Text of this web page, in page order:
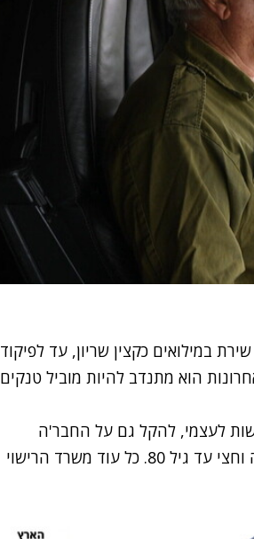
(מוסה) פלד השתחרר משירות קבע בשנת 1966, שירת במילואים כקצין שריון, עד לפיקוד
משנה. אבל ב-31 השנים האחרונות הוא מתנדב להיות מוביל טנקים
להרשות לעצמי, להקל גם על החבר'ה
האחרים הצעירים", סיפר מוסה. "יש לי לפחות עוד שנה וחצי עד גיל 80. כל עוד משרד הרישוי